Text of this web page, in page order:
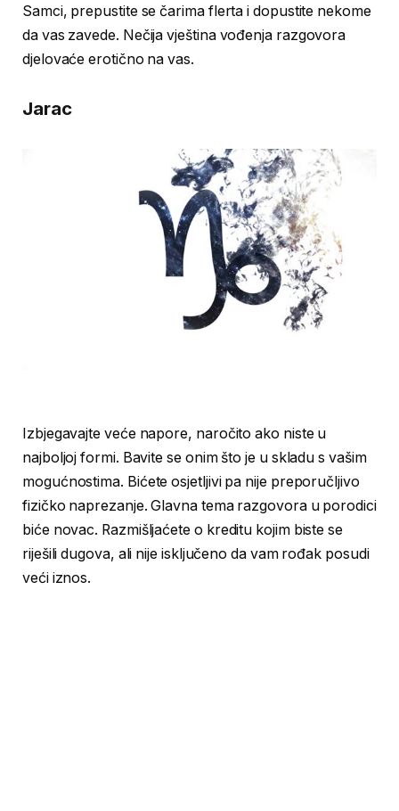
Samci, prepustite se čarima flerta i dopustite nekome
da vas zavede. Nečija vještina vođenja razgovora
djelovaće erotično na vas.
Jarac
Izbjegavajte veće napore, naročito ako niste u
najboljoj formi. Bavite se onim što je u skladu s vašim
mogućnostima. Bićete osjetljivi pa nije preporučljivo
fizičko naprezanje. Glavna tema razgovora u porodici
biće novac. Razmišljaćete o kreditu kojim biste se
riješili dugova, ali nije isključeno da vam rođak posudi
veći iznos.